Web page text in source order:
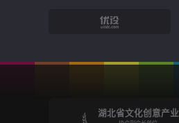
湖北省文化创意产业